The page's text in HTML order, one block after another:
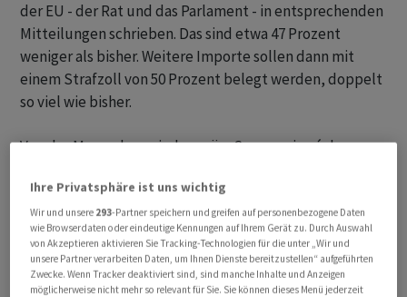
der EU - der Rat und das Parlament - in entsprechenden
Mitteilungen schrieben. Das sind etwa 47 Prozent
weniger als bisher. Weitere Importe sollen dann mit
einem Strafzoll von 50 Prozent belegt werden, doppelt
so viel wie bisher.
Von der Massnahme sind gemäss Communiqué der
Europäischen Wirtschaftsraumes (EWR) Norwegen,
Island und Liechtenstein ausgenommen. Die Schweiz
erhielt demnach keine Ausnahme. Die verschiedenen
Institutionen der EU waren sich in dieser Frage bereits
zuvor einig.
Ihre Privatsphäre ist uns wichtig
Wir und unsere 293-Partner speichern und greifen auf personenbezogene Daten
wie Browserdaten oder eindeutige Kennungen auf Ihrem Gerät zu. Durch Auswahl
von Akzeptieren aktivieren Sie Tracking-Technologien für die unter „Wir und
unsere Partner verarbeiten Daten, um Ihnen Dienste bereitzustellen“ aufgeführten
Zwecke. Wenn Tracker deaktiviert sind, sind manche Inhalte und Anzeigen
möglicherweise nicht mehr so relevant für Sie. Sie können dieses Menü jederzeit